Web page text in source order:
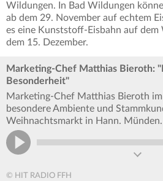
Wildungen. In Bad Wildungen
ab dem 29. November auf echtem
es eine Kunststoff-Eisbahn auf
dem 15. Dezember.
Marketing-Chef Matthias Bieroth:
Besonderheit"
Marketing-Chef Matthias Bieroth
besondere Ambiente und
Weihnachtsmarkt in Hann. Münden.
© HIT RADIO FFH